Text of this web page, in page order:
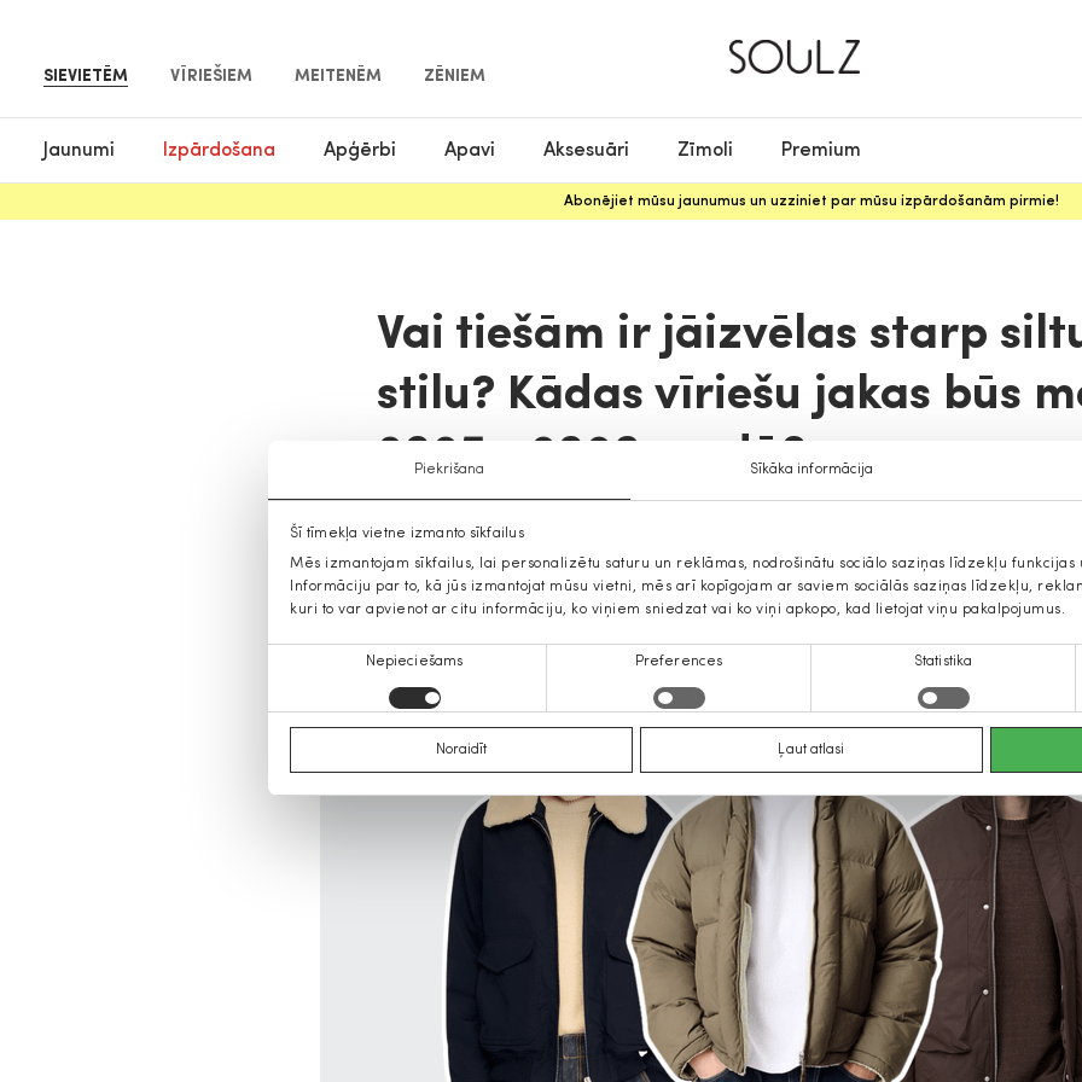
Piekrišana Sīkāka informācija
Šī tīmekļa vietne izmanto sīkfailus
Mēs izmantojam sīkfailus, lai personalizētu saturu un reklāmas, nodrošinātu sociālo saziņas līdzekļu funkcijas
Informāciju par to, kā jūs izmantojat mūsu vietni, mēs arī kopīgojam ar saviem sociālās saziņas līdzekļu,
kuri to var apvienot ar citu informāciju, ko viņiem sniedzat vai ko viņi apkopo, kad lietojat viņu pakalpojumus.
Nepieciešams Preferences Statistika
Noraidīt Ļaut atlasi
SIEVIETĒM VĪRIEŠIEM MEITENĒM ZĒNIEM
Jaunumi Izpārdošana Apģērbi Apavi Aksesuāri Zīmoli Premium
Abonējiet mūsu jaunumus un uzziniet par mūsu izpārdošanām pirmie!
Vai tiešām ir jāizvēlas starp
stilu? Kādas vīriešu jakas būs
2025.–2026. gadā?